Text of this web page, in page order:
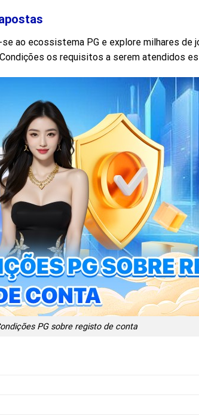
ao ecossistema PG e explore milhares de
os requisitos a serem atendidos
PG sobre registo de conta